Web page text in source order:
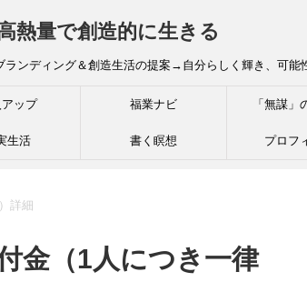
熱量で創造的に生きる
ンディング＆創造生活の提案→自分らしく輝き、可能
ップ 福業ナビ 「無謀」
生活 書く瞑想 プロフ
詳細
金（1人につき一律